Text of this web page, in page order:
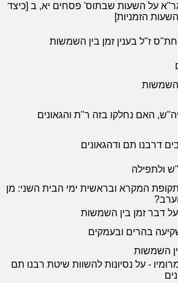
על השעות שבתוס' פסחים יא, ב [כיצד
הזמניות]
ז"ל בענין זמן בין השמשות
השמשות
האם נחלקו בזה ר"ת והגאונים
דרבנו תם ודהגאונים
ולתפילה
המקרא ובראשית ימי הבית השני: מן
דבר זמן בין השמשות
בהרים ובעמקים
השמשות
- על נסיונות להשוות שיטת רבנו תם